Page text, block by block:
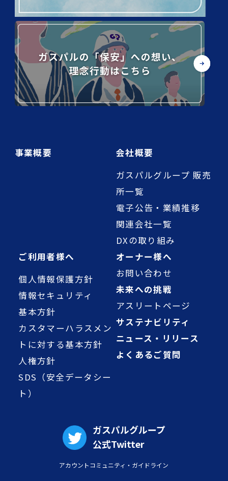
事業概要
会社概要
ガスパルグループ 販売
所一覧
電子公告・業績推移
関連会社一覧
DXの取り組み
ご利用者様へ
個人情報保護方針
情報セキュリティ
基本方針
カスタマーハラスメン
トに対する基本方針
人権方針
SDS（安全データシー
ト）
オーナー様へ
お問い合わせ
未来への挑戦
アスリートページ
サステナビリティ
ニュース・リリース
よくあるご質問
ガスパルグループ
公式Twitter
アカウントコミュニティ・ガイドライン